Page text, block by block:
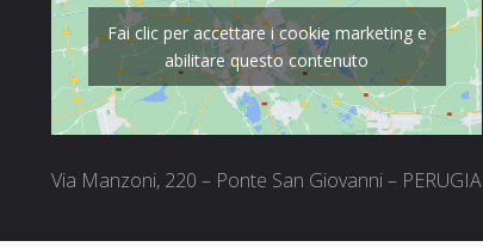
Fai clic per accettare i cookie marketing e
abilitare questo contenuto
Via Manzoni, 220 – Ponte San Giovanni – PERUGIA